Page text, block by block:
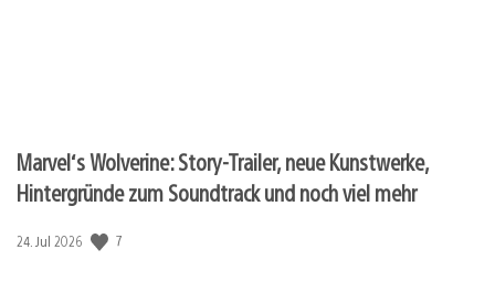
Marvel‘s Wolverine: Story-Trailer, neue Kunstwerke,
Hintergründe zum Soundtrack und noch viel mehr
Veröffentlichungsdatum:
24. Jul 2026 7